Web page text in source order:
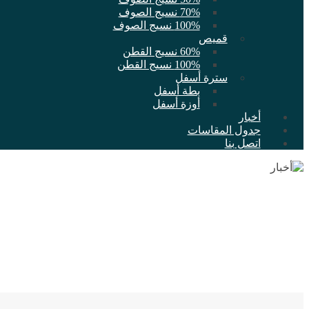
70% نسيج الصوف
100% نسيج الصوف
قميص
60% نسيج القطن
100% نسيج القطن
سترة أسفل
بطة أسفل
أوزة أسفل
أخبار
جدول المقاسات
اتصل بنا